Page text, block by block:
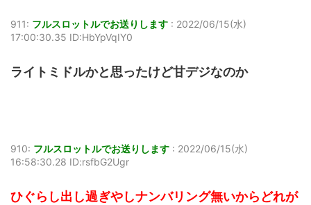
911: フルスロットルでお送りします : 2022/06/15(水)
17:00:30.35 ID:HbYpVqIY0
ライトミドルかと思ったけど甘デジなのか
910: フルスロットルでお送りします : 2022/06/15(水)
16:58:30.28 ID:rsfbG2Ugr
ひぐらし出し過ぎやしナンバリング無いからどれが